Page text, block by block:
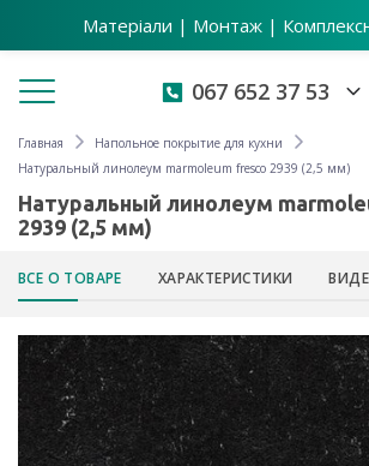
Матеріали | Монтаж |
Toggle navigation 067 652 37 53
Главная
Напольное покрытие для кухни
Натуральный линолеум marmoleum fresco 2939 (2,5 мм)
Натуральный линолеум
2939 (2,5 мм)
ВСЕ О ТОВАРЕ ХАРАКТЕРИСТИКИ